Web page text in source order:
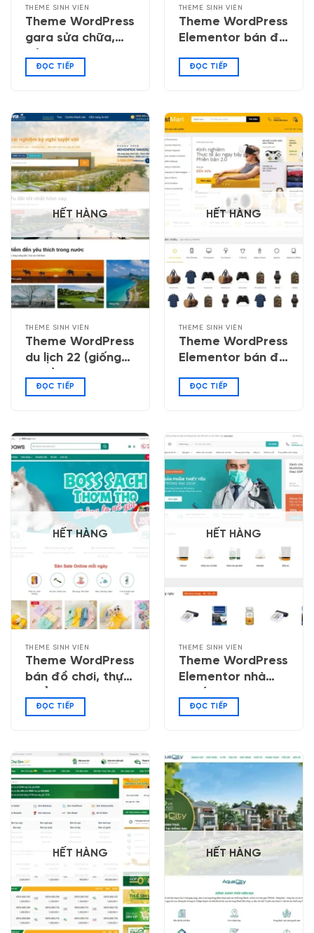
THEME SINH VIÊN
Theme WordPress
gara sửa chữa,
ĐỌC TIẾP
THEME SINH VIÊN
Theme WordPress
Elementor bán đồ
ĐỌC TIẾP
HẾT HÀNG
THEME SINH VIÊN
Theme WordPress
du lịch 22 (giống
ĐỌC TIẾP
HẾT HÀNG
THEME SINH VIÊN
Theme WordPress
Elementor bán đồ
ĐỌC TIẾP
HẾT HÀNG
THEME SINH VIÊN
Theme WordPress
bán đồ chơi, thực
ĐỌC TIẾP
HẾT HÀNG
THEME SINH VIÊN
Theme WordPress
Elementor nhà
ĐỌC TIẾP
HẾT HÀNG HẾT HÀNG